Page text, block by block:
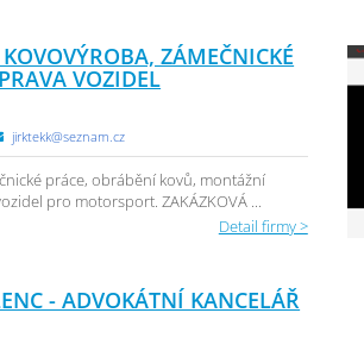
ZÁMEČNICKÉ
VOZIDEL
jirktekk@seznam.cz
práce, obrábění kovů, montážní
pro motorsport. ZAKÁZKOVÁ ...
Detail firmy >
- ADVOKÁTNÍ KANCELÁŘ